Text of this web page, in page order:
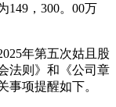
149，300。00万
年第五次姑且股
法则》和《公司章
事项提醒如下。